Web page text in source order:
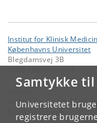
Samtykke
Universitetet
registrere
Institut for Klinisk Medicin
Københavns Universitet
Blegdamsvej 3B
Institut for Klinisk